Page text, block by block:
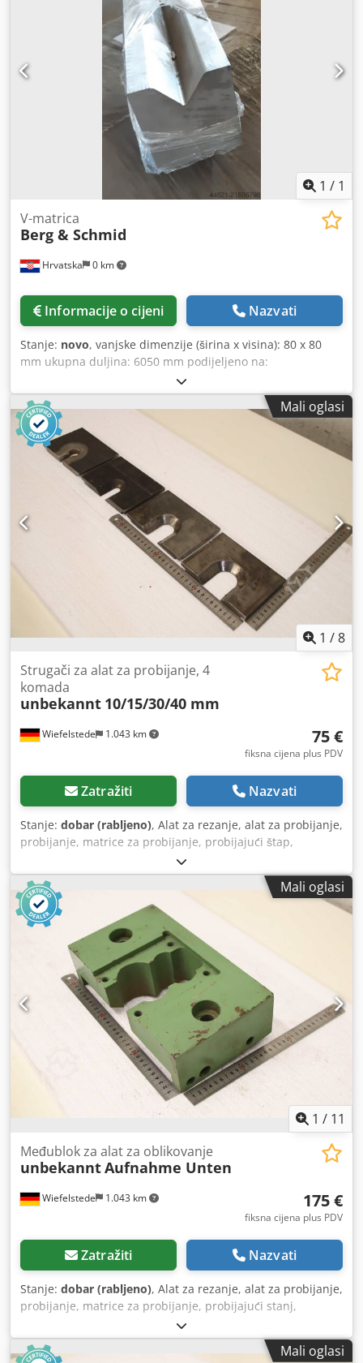
1 / 1
Hrvatska 0 km
V-matrica
Berg & Schmid
Informacije o cijeni Nazvati
Stanje: novo, vanjske dimenzije (širina x visina): 80 x 80
mm ukupna duljina: 6050 mm podijeljeno na:
2x25/30/35/40/45/50/3x100/11x500 mm dozvoljeno
opterećenje: 200 t/m Chedpfxey N S Irs Aiqja Materijal:
42CrMo4, kaljen (plazma dubinsko nitriran: tvrdoća cca 700
HV, 58 - 63 HRC, 0,4 - 0,5 mm dubina), brušen
Mali oglasi
1 /8
Wiefelstede 1.043 km
Strugači za alat za probijanje, 4
komada
unbekannt 10/15/30/40 mm
75 €
fiksna cijena plus PDV
Zatražiti Nazvati
Stanje: dobar (rabljeno), Alat za rezanje, alat za probijanje,
probijanje, matrice za probijanje, probijajući štap,
strugalica, ploča strugalice -Strugalica: ploča strugalice za
alat za probijanje, 4 komada -Veličina: 10/15/30/40 mm -
Dimenzije: pogledajte fotografije -Isporučuje se/cijena:
komplet -Dimenzije za transport: 150/110/V60 mm
Chodpjznafysfx Aiqsa -Težina: 6,1 kg
Mali oglasi
1 / 11
Wiefelstede 1.043 km
Međublok za alat za oblikovanje
unbekanntAufnahme Unten
175 €
fiksna cijena plus PDV
Zatražiti Nazvati
Stanje: dobar (rabljeno), Alat za rezanje, alat za probijanje,
probijanje, matrice za probijanje, probijajući stanj,
Chodpfx Ajzm Sd Sjiqoa -alat za probijanje: međublok -
dimenzije: pogledajte fotografije -veličina: 310/17/V110 mm
-težina: 22,6 kg
Mali oglasi